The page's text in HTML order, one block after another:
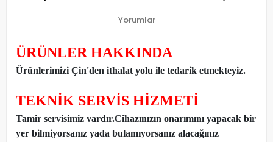
Yorumlar
ÜRÜNLER HAKKINDA
Ürünlerimizi Çin'den ithalat yolu ile tedarik etmekteyiz.
TEKNİK SERVİS HİZMETİ
Tamir servisimiz vardır.Cihazınızın onarımını yapacak bir
yer bilmiyorsanız yada bulamıyorsanız alacağınız